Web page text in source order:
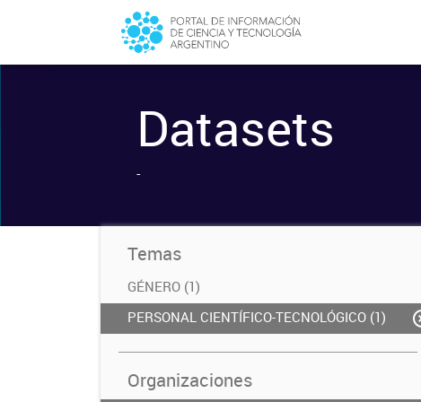
Datasets
-
Temas
GÉNERO (1)
PERSONAL CIENTÍFICO-TECNOLÓGICO (1)
Organizaciones